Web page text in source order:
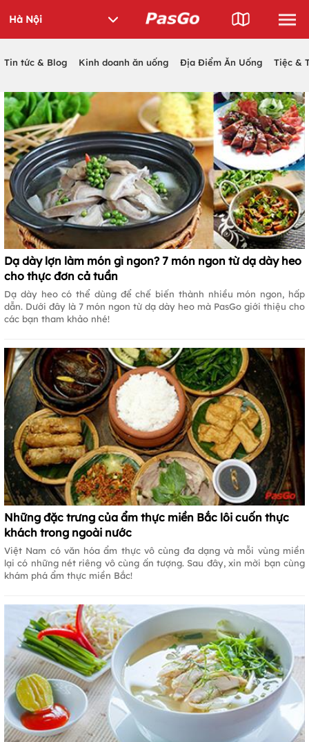
Tin tức & Blog Kinh doanh ăn uống Địa Điểm Ăn Uống Tiệc &
Dạ dày lợn làm món gì ngon? 7 món ngon từ dạ dày heo
cho thực đơn cả tuần
Dạ dày heo có thể dùng để chế biến thành nhiều món ngon, hấp
dẫn. Dưới đây là 7 món ngon từ dạ dày heo mà PasGo giới thiệu cho
các bạn tham khảo nhé!
Những đặc trưng của ẩm thực miền Bắc lôi cuốn thực
khách trong ngoài nước
Việt Nam có văn hóa ẩm thực vô cùng đa dạng và mỗi vùng miền
lại có những nét riêng vô cùng ấn tượng. Sau đây, xin mời bạn cùng
khám phá ẩm thực miền Bắc!